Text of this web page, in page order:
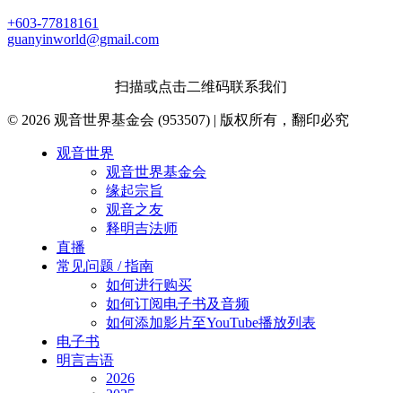
+603-77818161
guanyinworld@gmail.com
扫描或点击二维码联系我们
© 2026 观音世界基金会 (953507) | 版权所有，翻印必究
观音世界
观音世界基金会
缘起宗旨
观音之友
释明吉法师
直播
常见问题 / 指南
如何进行购买
如何订阅电子书及音频
如何添加影片至YouTube播放列表
电子书
明言吉语
2026